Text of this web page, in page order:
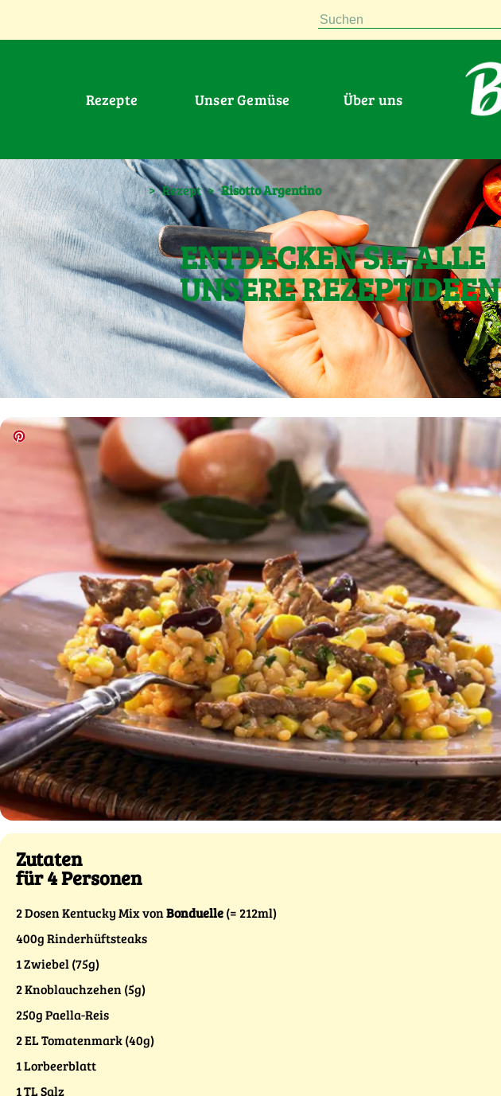
Suchen
Rezepte Unser Gemüse Über uns
> Rezept > Risotto Argentino
ENTDECKEN SIE ALLE
UNSERE REZEPTIDEEN
Zutaten
für 4 Personen
2 Dosen Kentucky Mix vonBonduelle(= 212ml)
400g Rinderhüftsteaks
1 Zwiebel (75g)
2 Knoblauchzehen (5g)
250g Paella-Reis
2 EL Tomatenmark (40g)
1 Lorbeerblatt
1 TL Salz